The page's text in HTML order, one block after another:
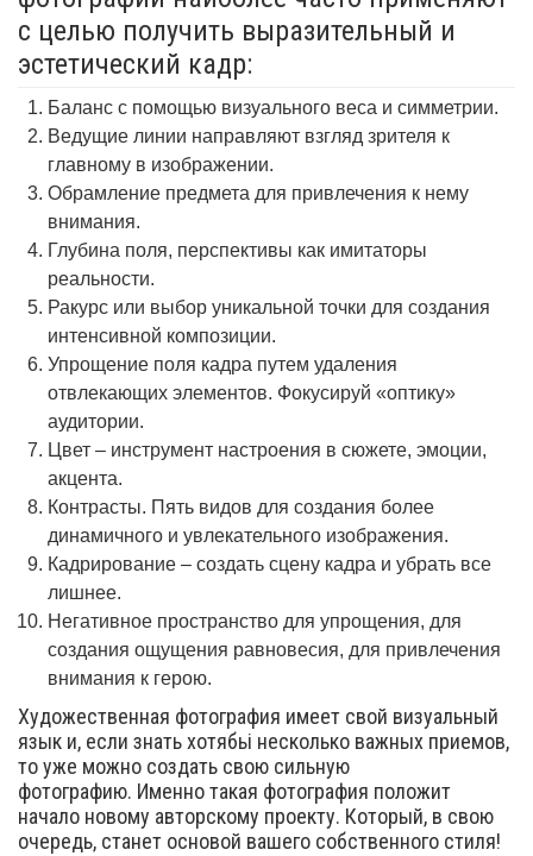
с целью получить выразительный и
эстетический кадр:
Баланс с помощью визуального веса и симметрии.
Ведущие линии направляют взгляд зрителя к
главному в изображении.
Обрамление предмета для привлечения к нему
внимания.
Глубина поля, перспективы как имитаторы
реальности.
Ракурс или выбор уникальной точки для создания
интенсивной композиции.
Упрощение поля кадра путем удаления
отвлекающих элементов. Фокусируй «оптику»
аудитории.
Цвет – инструмент настроения в сюжете, эмоции,
акцента.
Контрасты. Пять видов для создания более
динамичного и увлекательного изображения.
Кадрирование – создать сцену кадра и убрать все
лишнее.
Негативное пространство для упрощения, для
создания ощущения равновесия, для привлечения
внимания к герою.
Художественная фотография имеет свой визуальный
язык и, если знать хотябьі несколько важных приемов,
то уже можно создать свою сильную
фотографию. Именно такая фотография положит
начало новому авторскому проекту. Который, в свою
очередь, станет основой вашего собственного стиля!